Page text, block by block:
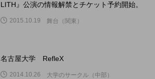
LITH』公演の情報解禁とチケット予約開始。
2015.10.19 舞台（関東）
名古屋大学 RefleX
2014.10.26 大学のサークル（中部）